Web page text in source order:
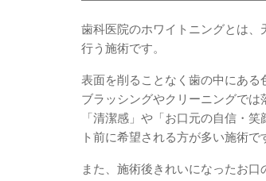
歯科医院のホワイトニングとは、
行う施術です。
表面を削ることなく歯の中にあ
ブラッシングやクリーニングで
「清潔感」や「お口元の自信・
ト前に希望される方が多い施術で
また、施術後きれいになったお